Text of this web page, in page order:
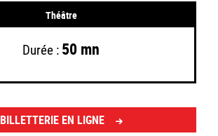
Théâtre
Durée : 50 mn
BILLETTERIE EN LIGNE